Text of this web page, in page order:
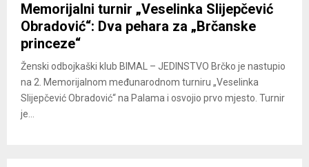
Memorijalni turnir „Veselinka Slijepčević
Obradović“: Dva pehara za „Brčanske
princeze“
Ženski odbojkaški klub BIMAL – JEDINSTVO Brčko je nastupio
na 2. Memorijalnom međunarodnom turniru „Veselinka
Slijepčević Obradović“ na Palama i osvojio prvo mjesto. Turnir
je...